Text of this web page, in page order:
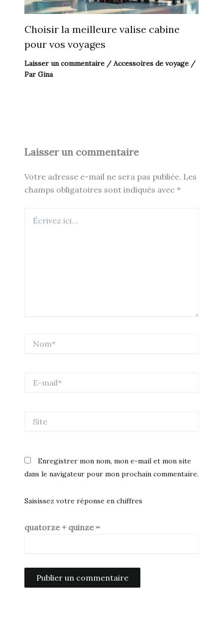
Choisir la meilleure valise cabine
pour vos voyages
Laisser un commentaire / Accessoires de voyage/
Par Gina
Laisser un commentaire
Votre adresse e-mail ne sera pas publiée. Les
champs obligatoires sont indiqués avec *
ici…
mail*
Enregistrer mon nom, mon e-mail et mon site
dans le navigateur pour mon prochain commentaire.
Saisissez votre réponse en chiffres
quatorze + quinze =